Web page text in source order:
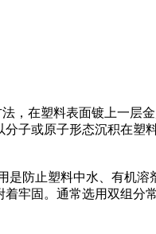
在塑料表面镀上一层
子或原子形态沉积在塑
止塑料中水、有机溶
牢固。通常选用双组